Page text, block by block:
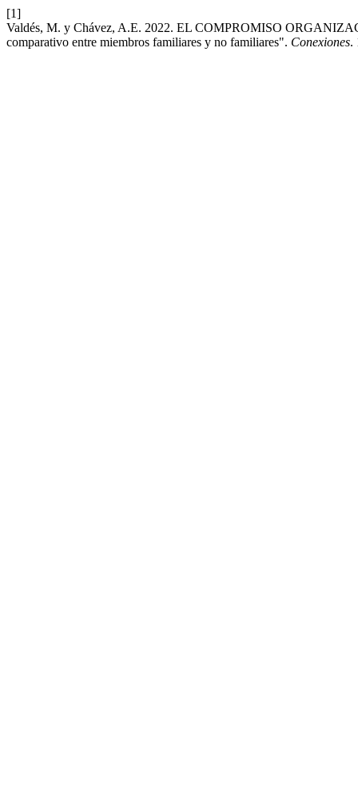
[1]
Valdés, M. y Chávez, A.E. 2022. EL COMPROMISO
comparativo entre miembros familiares y no familiares". Conexiones.